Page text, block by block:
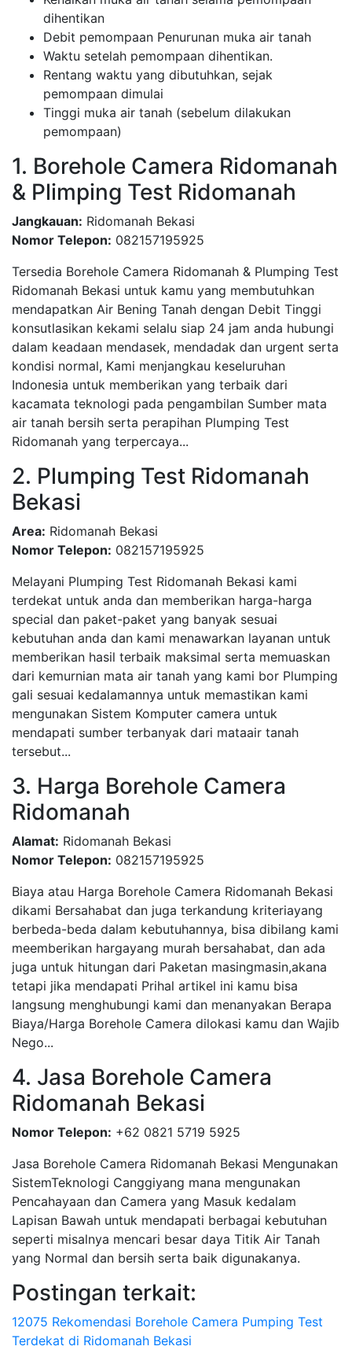
dihentikan
Debit pemompaan Penurunan muka air tanah
Waktu setelah pemompaan dihentikan.
Rentang waktu yang dibutuhkan, sejak
pemompaan dimulai
Tinggi muka air tanah (sebelum dilakukan
pemompaan)
1. Borehole Camera Ridomanah
& Plimping Test Ridomanah
Jangkauan: Ridomanah Bekasi
Nomor Telepon: 082157195925
Tersedia Borehole Camera Ridomanah & Plumping Test
Ridomanah Bekasi untuk kamu yang membutuhkan
mendapatkan Air Bening Tanah dengan Debit Tinggi
konsutlasikan kekami selalu siap 24 jam anda hubungi
dalam keadaan mendasek, mendadak dan urgent serta
kondisi normal, Kami menjangkau keseluruhan
Indonesia untuk memberikan yang terbaik dari
kacamata teknologi pada pengambilan Sumber mata
air tanah bersih serta perapihan Plumping Test
Ridomanah yang terpercaya...
2. Plumping Test Ridomanah
Bekasi
Area: Ridomanah Bekasi
Nomor Telepon: 082157195925
Melayani Plumping Test Ridomanah Bekasi kami
terdekat untuk anda dan memberikan harga-harga
special dan paket-paket yang banyak sesuai
kebutuhan anda dan kami menawarkan layanan untuk
memberikan hasil terbaik maksimal serta memuaskan
dari kemurnian mata air tanah yang kami bor Plumping
gali sesuai kedalamannya untuk memastikan kami
mengunakan Sistem Komputer camera untuk
mendapati sumber terbanyak dari mataair tanah
tersebut...
3. Harga Borehole Camera
Ridomanah
Alamat: Ridomanah Bekasi
Nomor Telepon: 082157195925
Biaya atau Harga Borehole Camera Ridomanah Bekasi
dikami Bersahabat dan juga terkandung kriteriayang
berbeda-beda dalam kebutuhannya, bisa dibilang kami
meemberikan hargayang murah bersahabat, dan ada
juga untuk hitungan dari Paketan masingmasin,akana
tetapi jika mendapati Prihal artikel ini kamu bisa
langsung menghubungi kami dan menanyakan Berapa
Biaya/Harga Borehole Camera dilokasi kamu dan Wajib
Nego...
4. Jasa Borehole Camera
Ridomanah Bekasi
Nomor Telepon: +62 0821 5719 5925
Jasa Borehole Camera Ridomanah Bekasi Mengunakan
SistemTeknologi Canggiyang mana mengunakan
Pencahayaan dan Camera yang Masuk kedalam
Lapisan Bawah untuk mendapati berbagai kebutuhan
seperti misalnya mencari besar daya Titik Air Tanah
yang Normal dan bersih serta baik digunakanya.
Postingan terkait:
12075 Rekomendasi Borehole Camera Pumping Test
Terdekat di Ridomanah Bekasi